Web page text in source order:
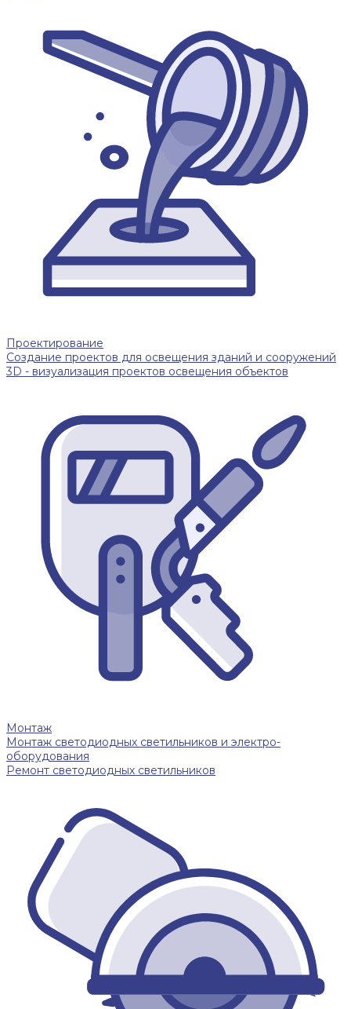
Проектирование
Создание проектов для освещения зданий и сооружений
3D - визуализация проектов освещения объектов
Монтаж
Монтаж светодиодных светильников и электро-
оборудования
Ремонт светодиодных светильников